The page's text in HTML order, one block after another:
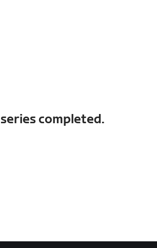
completed.